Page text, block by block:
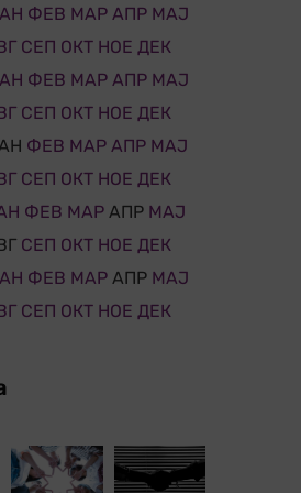
ФЕВ МАР АПР МАЈ
СЕП ОКТ НОЕ ДЕК
ФЕВ МАР АПР МАЈ
СЕП ОКТ НОЕ ДЕК
ФЕВ МАР АПР МАЈ
СЕП ОКТ НОЕ ДЕК
ФЕВ МАР АПР МАЈ
СЕП ОКТ НОЕ ДЕК
ФЕВ МАР АПР МАЈ
СЕП ОКТ НОЕ ДЕК